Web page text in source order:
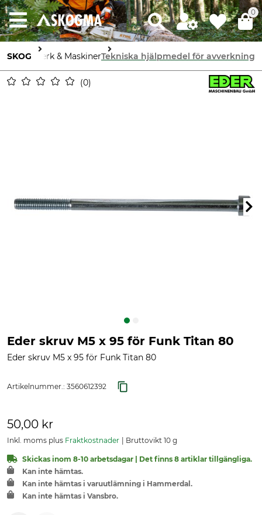
0
SKOGSågverk & MaskinerTekniska hjälpmedel för avverkning
0
Eder skruv M5 x 95 för Funk Titan 80
Eder skruv M5 x 95 för Funk Titan 80
Artikelnummer.: 3560612392
50,00 kr
Inkl. moms plus Fraktkostnader Bruttovikt 10 g
Skickas inom 8-10 arbetsdagar | Det finns 8 artiklar tillgängliga.
Kan inte hämtas.
Kan inte hämtas i varuutlämning i Hammerdal.
Kan inte hämtas i Vansbro.